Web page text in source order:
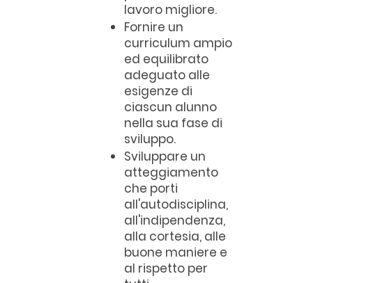
lavoro migliore.
Fornire un
curriculum ampio
ed equilibrato
adeguato alle
esigenze di
ciascun alunno
nella sua fase di
sviluppo.
Sviluppare un
atteggiamento
che porti
all'autodisciplina,
all'indipendenza,
alla cortesia, alle
buone maniere e
al rispetto per